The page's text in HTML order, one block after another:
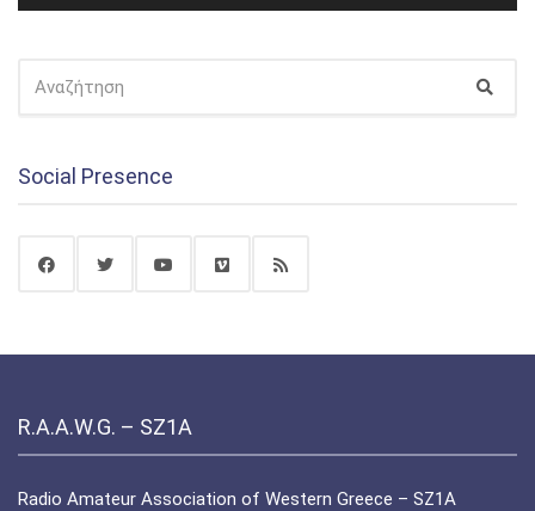
ΓΙΑ:
Social Presence
R.A.A.W.G. – SZ1A
Radio Amateur Association of Western Greece – SZ1A